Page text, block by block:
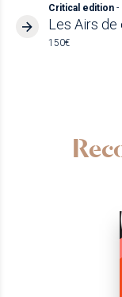
Critical edition -
Les Airs de
150€